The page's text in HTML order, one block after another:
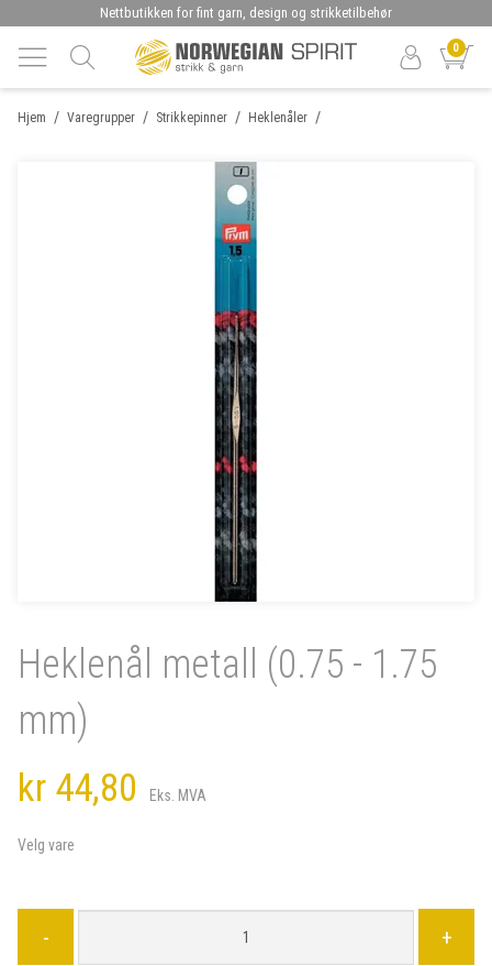
Nettbutikken for fint garn, design og strikketilbehør
0
/
Hjem /
Varegrupper /
Strikkepinner /
Heklenåler
Heklenål metall (0.75 - 1.75
mm)
kr 44,80 Eks. MVA
Velg vare
- +